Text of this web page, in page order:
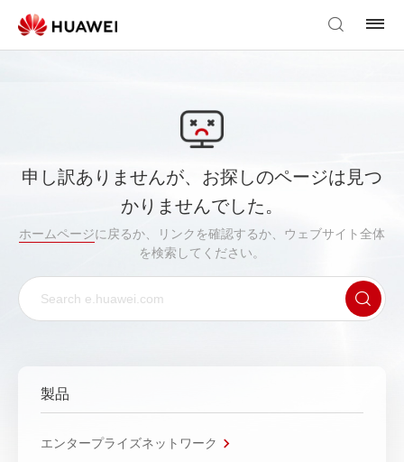
申し訳ありませんが、お探しのページは見つ
かりませんでした。
ホームページに戻るか、リンクを確認するか、ウェブサイト全体
を検索してください。
製品
エンタープライズネットワーク